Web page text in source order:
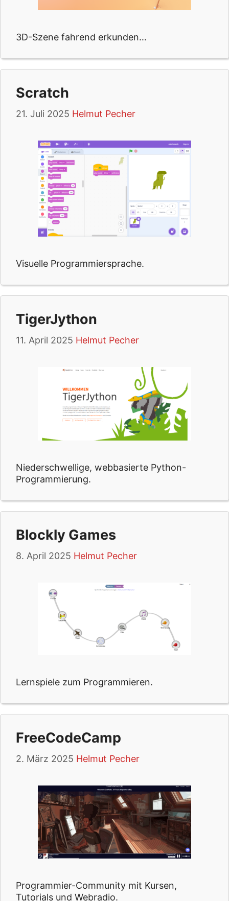
3D-Szene fahrend erkunden…
Scratch
21. Juli 2025 Helmut Pecher
Visuelle Programmiersprache.
TigerJython
11. April 2025 Helmut Pecher
Niederschwellige, webbasierte Python-
Programmierung.
Blockly Games
8. April 2025 Helmut Pecher
Lernspiele zum Programmieren.
FreeCodeCamp
2. März 2025 Helmut Pecher
Programmier-Community mit Kursen,
Tutorials und Webradio.